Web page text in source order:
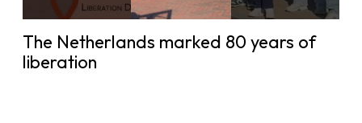
The Netherlands marked 80 years of
liberation